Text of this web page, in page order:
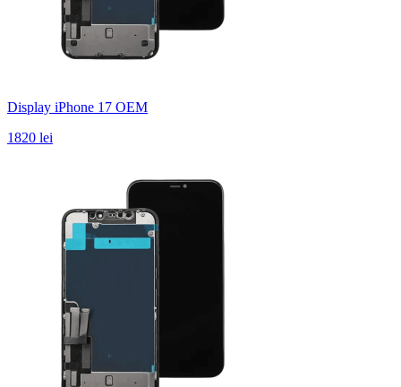
Display iPhone 17 OEM
1820 lei